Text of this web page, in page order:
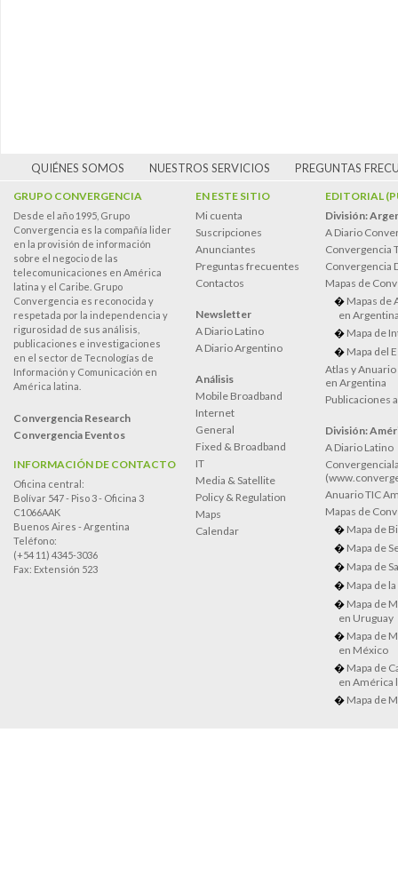
QUIÉNES SOMOS NUESTROS SERVICIOS PREGUNTAS
GRUPO CONVERGENCIA
Desde el año 1995, Grupo
Convergencia es la compañía lider
en la provisión de información
sobre el negocio de las
telecomunicaciones en América
latina y el Caribe. Grupo
Convergencia es reconocida y
respetada por la independencia y
rigurosidad de sus análisis,
publicaciones e investigaciones
en el sector de Tecnologías de
Información y Comunicación en
América latina.
Convergencia Research
Convergencia Eventos
INFORMACIÓN DE CONTACTO
Oficina central:
Bolívar 547 - Piso 3 - Oficina 3
C1066AAK
Buenos Aires - Argentina
Teléfono:
(+54 11) 4345-3036
Fax: Extensión 523
EN ESTE SITIO
Mi cuenta
Suscripciones
Anunciantes
Preguntas frecuentes
Contactos
Newsletter
A Diario Latino
A Diario Argentino
Análisis
Mobile Broadband
Internet
General
Fixed & Broadband
IT
Media & Satellite
Policy & Regulation
Maps
Calendar
EDITORIAL
División:
A Diario
Convergencia
Convergencia
Mapas de
Mapas de
en
Mapa de
Mapa del
Atlas y
en Argentina
Publicaciones
División:
A Diario Latino
Anuario TIC
Mapas de
Mapa de
Mapa de
Mapa de
Mapa de
Mapa de
en Uruguay
Mapa de
en México
Mapa de
en América
Mapa de